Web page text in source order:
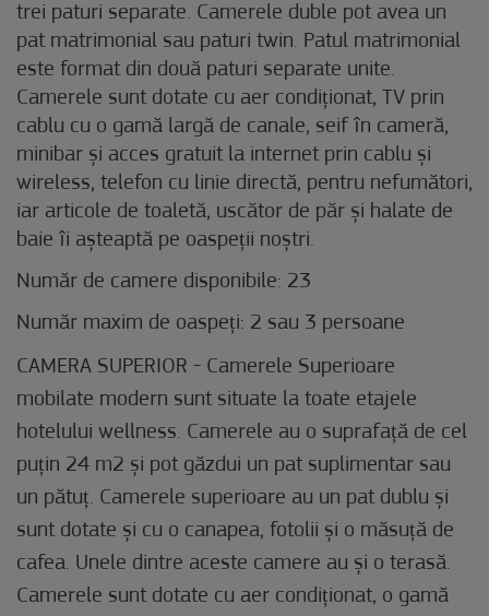
trei paturi separate. Camerele duble pot avea un
pat matrimonial sau paturi twin. Patul matrimonial
este format din două paturi separate unite.
Camerele sunt dotate cu aer condiționat, TV prin
cablu cu o gamă largă de canale, seif în cameră,
minibar și acces gratuit la internet prin cablu și
wireless, telefon cu linie directă, pentru nefumători,
iar articole de toaletă, uscător de păr și halate de
baie îi așteaptă pe oaspeții noștri.
Număr de camere disponibile: 23
Număr maxim de oaspeți: 2 sau 3 persoane
CAMERA SUPERIOR - Camerele Superioare
mobilate modern sunt situate la toate etajele
hotelului wellness. Camerele au o suprafață de cel
puțin 24 m2 și pot găzdui un pat suplimentar sau
un pătuț. Camerele superioare au un pat dublu și
sunt dotate și cu o canapea, fotolii și o măsuță de
cafea. Unele dintre aceste camere au și o terasă.
Camerele sunt dotate cu aer condiționat, o gamă